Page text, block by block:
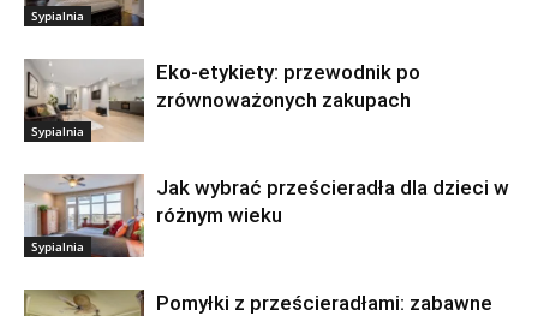
Sypialnia
Sypialnia
Eko-etykiety: przewodnik po
zrównoważonych zakupach
Sypialnia
Jak wybrać prześcieradła dla dzieci w
różnym wieku
Pomyłki z prześcieradłami: zabawne